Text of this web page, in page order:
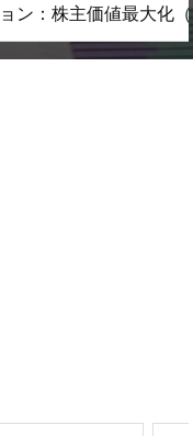
ン：株主価値最大化